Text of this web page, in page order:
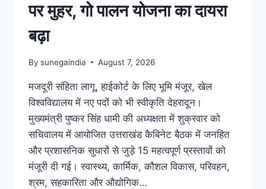
पर मुहर, गो पालन योजना का दायरा
बढ़ा
By sunegaindia August 7, 2026
मजदूरी संहिता लागू, हाईकोर्ट के लिए भूमि मंजूर, खेल
विश्वविद्यालय में नए पदों को भी स्वीकृति देहरादून।
मुख्यमंत्री पुष्कर सिंह धामी की अध्यक्षता में शुक्रवार को
सचिवालय में आयोजित उत्तराखंड कैबिनेट बैठक में जनहित
और प्रशासनिक सुधारों से जुड़े 15 महत्वपूर्ण प्रस्तावों को
मंजूरी दी गई। स्वास्थ्य, कार्मिक, कौशल विकास, परिवहन,
श्रम, सहकारिता और औद्योगिक…